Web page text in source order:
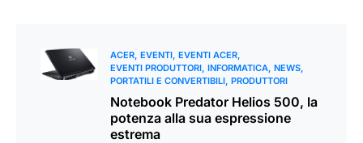
ACER EVENTI EVENTI ACER
EVENTI PRODUTTORI INFORMATICA NEWS
PORTATILI E CONVERTIBILI PRODUTTORI
Notebook Predator Helios 500, la
potenza alla sua espressione
estrema